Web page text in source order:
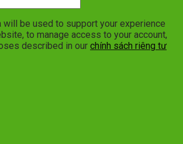
will be used to support your experience
to manage access to your account,
described in our chính sách riêng tư